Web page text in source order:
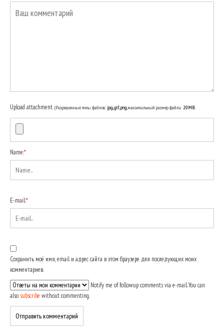
Upload attachment (Разрешенные типы файлов:jpg, gif, png, максимальный размер файла:20MB.
Name:*
E-mail:*
Сохранить моё имя, email и адрес сайта в этом браузере для последующих моих
комментариев.
Notify me of followup comments via e-mail. You can
also subscribe without commenting.